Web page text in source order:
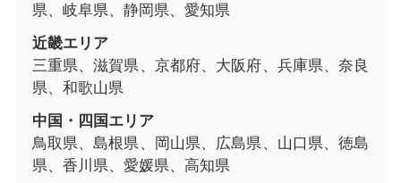
県、岐阜県、静岡県、愛知県
近畿エリア
三重県、滋賀県、京都府、大阪府、兵庫県、奈良
県、和歌山県
中国・四国エリア
鳥取県、島根県、岡山県、広島県、山口県、徳島
県、香川県、愛媛県、高知県